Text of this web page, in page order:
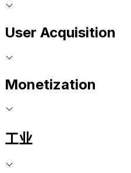
User Acquisition
Monetization
工业